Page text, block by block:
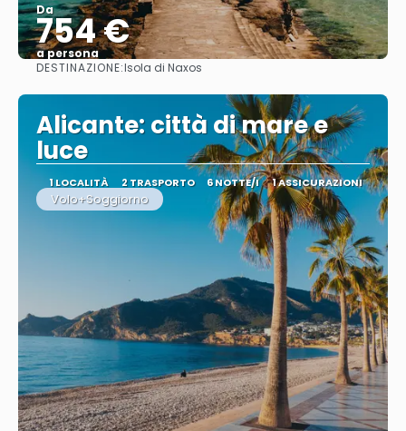
Da
754 €
a persona
Vedere
DESTINAZIONE:Isola di Naxos
Alicante: città di mare e
luce
1 LOCALITÀ 2 TRASPORTO 6 NOTTE/I 1 ASSICURAZIONI
Volo+Soggiorno